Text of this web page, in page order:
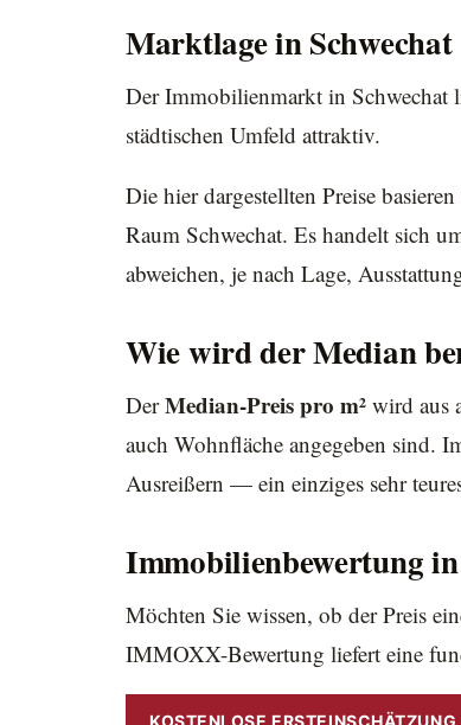
Marktlage in Schwechat
Der Immobilienmarkt in Schwechat
städtischen Umfeld attraktiv.
Die hier dargestellten Preise
Raum Schwechat. Es handelt sich
abweichen, je nach Lage,
Wie wird der Median
DerMedian-Preis pro m² wird aus
auch Wohnfläche angegeben sind.
Ausreißern — ein einziges sehr
Immobilienbewertung
Möchten Sie wissen, ob der Preis
IMMOXX-Bewertung liefert eine
KOSTENLOSE